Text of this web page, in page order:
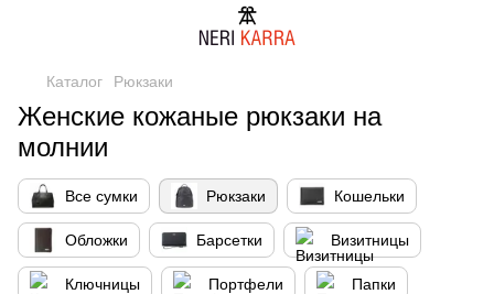
Каталог Рюкзаки
Женские кожаные рюкзаки на
молнии
Все сумки Рюкзаки Кошельки
Обложки Барсетки Визитницы
Ключницы Портфели Папки